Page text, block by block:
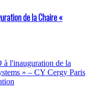
de la Chaire «